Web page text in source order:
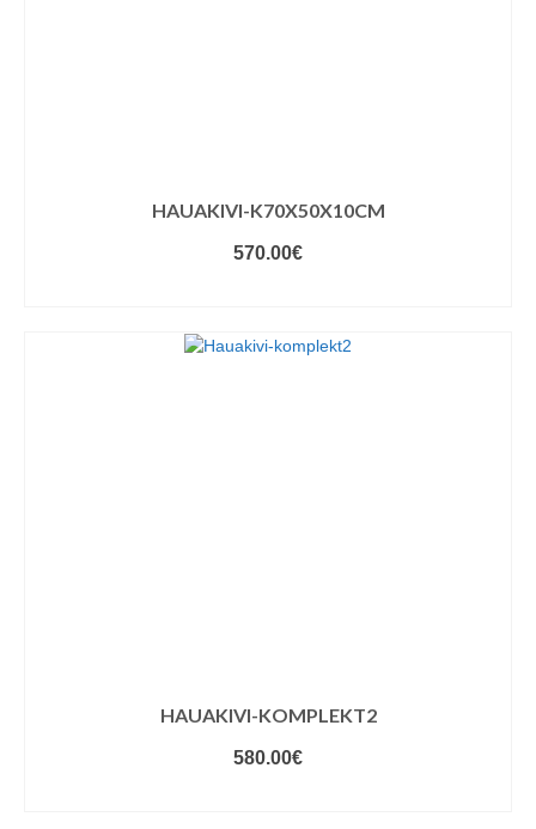
HAUAKIVI-K70X50X10CM
570.00€
HAUAKIVI-KOMPLEKT2
580.00€